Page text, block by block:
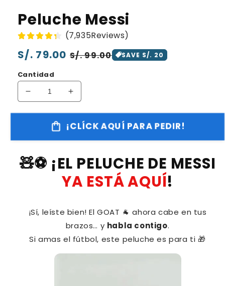
Peluche Messi
(7,935Reviews)
Precio
habitual
S/. 79.00 Precio
oferta
S/. 99.00 SAVE S/. 20
Cantidad
Reducir
para
Peluche
Messi
Aumentar
para
Peluche
Messi
¡CLÍCK AQUÍ PARA PEDIR!
🧸⚽ ¡EL PELUCHE DE MESSI
YA ESTÁ AQUÍ!
¡Sí, leíste bien! El GOAT 🐐 ahora cabe en tus
brazos… y habla contigo.
Si amas el fútbol, este peluche es para ti 🎁